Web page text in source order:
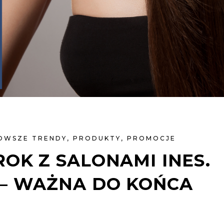
TRENDY , PRODUKTY , PROMOCJE
Z SALONAMI INES.
WAŻNA DO KOŃCA